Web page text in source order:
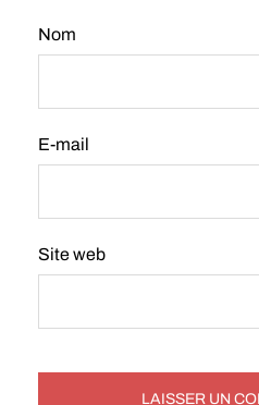
Nom
E-mail
Site web